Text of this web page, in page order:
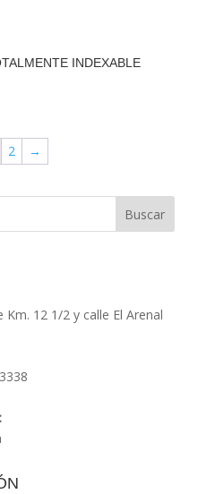
INDEXABLE
2 →
12 1/2 y calle El Arenal